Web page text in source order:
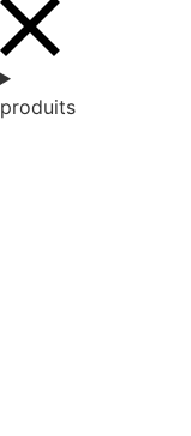
produits